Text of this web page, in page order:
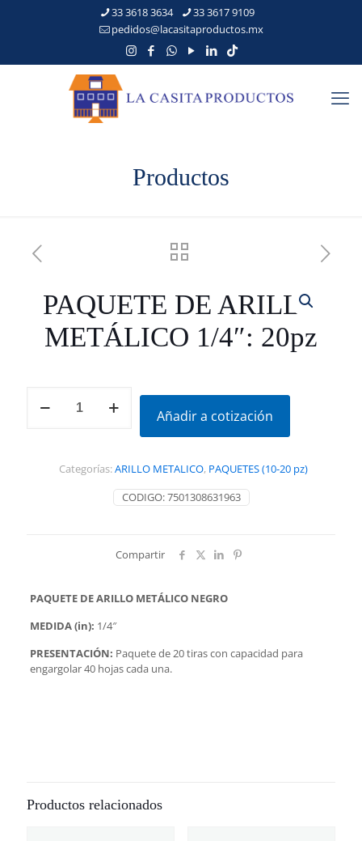
33 3618 3634
33 3617 9109
pedidos@lacasitaproductos.mx
Productos
PAQUETE DE ARILLO
METÁLICO 1/4″: 20pz
Añadir a cotización
CODIGO:7501308631963
Categorías:ARILLO METALICO, PAQUETES (10-20 pz)
Compartir
PAQUETE DE ARILLO METÁLICO NEGRO
MEDIDA (in): 1/4″
PRESENTACIÓN: Paquete de 20 tiras con capacidad para
engargolar 40 hojas cada una.
Productos relacionados